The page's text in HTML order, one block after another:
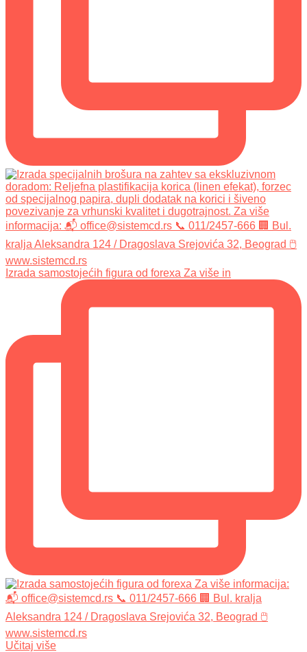
Izrada samostojećih figura od forexa Za više in
Učitaj više